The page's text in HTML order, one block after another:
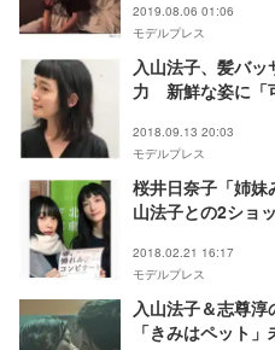
2019.08.06 01:06
モデルプレス
入山法子、髪バ
力 新鮮な姿に「
2018.09.13 20:03
モデルプレス
桜井日奈子「姉妹
山法子との2ショ
2018.02.21 16:17
モデルプレス
入山法子＆志尊
「きみはペット